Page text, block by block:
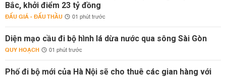
Bắc, khởi điểm 23 tỷ đồng
ĐẤU GIÁ - ĐẤU THẦU 01 phút trước
Diện mạo cầu đi bộ hình lá dừa nước qua sông Sài Gòn
QUY HOẠCH 01 phút trước
Phố đi bộ mới của Hà Nội sẽ cho thuê các gian hàng với